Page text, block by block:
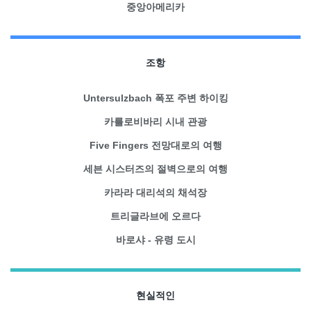
중앙아메리카
조항
Untersulzbach 폭포 주변 하이킹
카를로비바리 시내 관광
Five Fingers 전망대로의 여행
세븐 시스터즈의 절벽으로의 여행
카라라 대리석의 채석장
트리글라브에 오르다
바로샤 - 유령 도시
현실적인